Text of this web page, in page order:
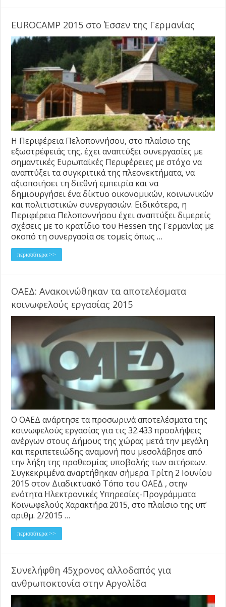
EUROCAMP 2015 στο Έσσεν της Γερμανίας
Η Περιφέρεια Πελοποννήσου, στο πλαίσιο της
εξωστρέφειάς της, έχει αναπτύξει συνεργασίες με
σημαντικές Ευρωπαϊκές Περιφέρειες με στόχο να
αναπτύξει τα συγκριτικά της πλεονεκτήματα, να
αξιοποιήσει τη διεθνή εμπειρία και να
δημιουργήσει ένα δίκτυο οικονομικών, κοινωνικών
και πολιτιστικών συνεργασιών. Ειδικότερα, η
Περιφέρεια Πελοποννήσου έχει αναπτύξει διμερείς
σχέσεις με το κρατίδιο του Hessen της Γερμανίας με
σκοπό τη συνεργασία σε τομείς όπως …
περισσότερα >>
ΟΑΕΔ: Ανακοινώθηκαν τα αποτελέσματα
κοινωφελούς εργασίας 2015
Ο ΟΑΕΔ ανάρτησε τα προσωρινά αποτελέσματα της
κοινωφελούς εργασίας για τις 32.433 προσλήψεις
ανέργων στους Δήμους της χώρας μετά την μεγάλη
και περιπετειώδης αναμονή που μεσολάβησε από
την λήξη της προθεσμίας υποβολής των αιτήσεων.
Συγκεκριμένα αναρτήθηκαν σήμερα Τρίτη 2 Ιουνίου
2015 στον Διαδικτυακό Τόπο του ΟΑΕΔ , στην
ενότητα Ηλεκτρονικές Υπηρεσίες-Προγράμματα
Κοινωφελούς Χαρακτήρα 2015, στο πλαίσιο της υπ’
αριθμ. 2/2015 …
περισσότερα >>
Συνελήφθη 45χρονος αλλοδαπός για
ανθρωποκτονία στην Αργολίδα